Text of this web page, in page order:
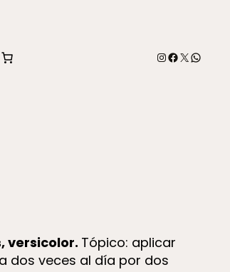
Instagram
Facebook
X
versicolor. Tópico: aplicar
dos veces al día por dos